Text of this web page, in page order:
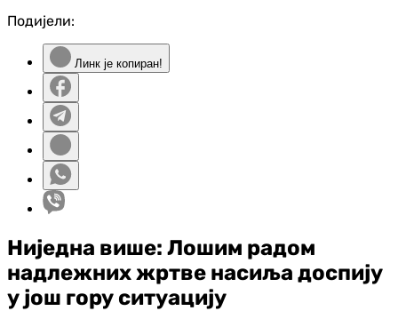
Подијели:
Линк је копиран!
Ниједна више: Лошим радом
надлежних жртве насиља доспију
у још гору ситуацију